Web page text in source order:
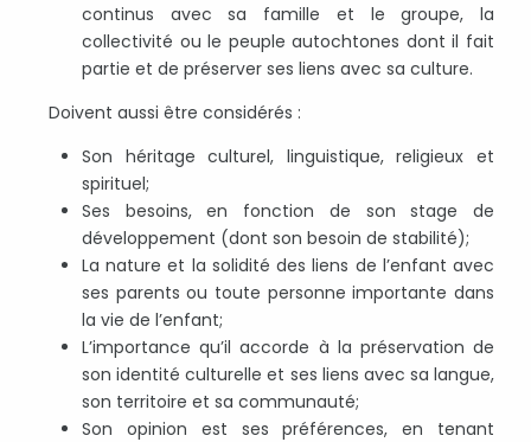
continus avec sa famille et le groupe, la
collectivité ou le peuple autochtones dont il fait
partie et de préserver ses liens avec sa culture.
Doivent aussi être considérés :
Son héritage culturel, linguistique, religieux et
spirituel;
Ses besoins, en fonction de son stage de
développement (dont son besoin de stabilité);
La nature et la solidité des liens de l’enfant avec
ses parents ou toute personne importante dans
la vie de l’enfant;
L’importance qu’il accorde à la préservation de
son identité culturelle et ses liens avec sa langue,
son territoire et sa communauté;
Son opinion est ses préférences, en tenant